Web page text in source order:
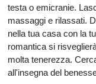
testa o emicranie.
massaggi e rilassati.
nella tua casa con la
romantica si
molta tenerezza.
all'insegna del